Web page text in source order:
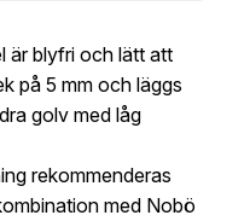
är blyfri och lätt att
på 5 mm och läggs
golv med låg
rekommenderas
med Nobö